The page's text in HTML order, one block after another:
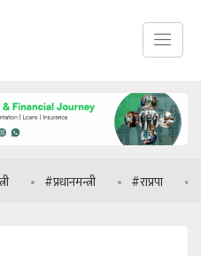
#प्रधानमन्त्री #राप्रपा #मनिष झा